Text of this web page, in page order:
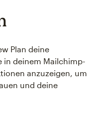
Plan deine
in deinem Mailchimp-
anzuzeigen, um
und deine